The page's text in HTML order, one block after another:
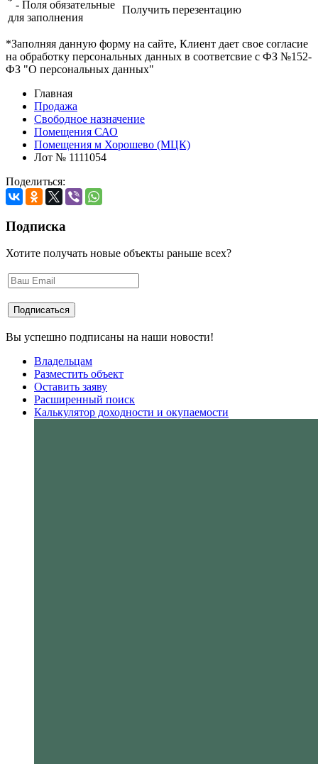
- Поля обязательные
для заполнения
Получить перезентацию
*Заполняя данную форму на сайте, Клиент дает свое согласие
на обработку персональных данных в соответсвие с ФЗ №152-
ФЗ "О персональных данных"
Главная
Продажа
Свободное назначение
Помещения САО
Помещения м Хорошево (МЦК)
Лот № 1111054
Поделиться:
Подписка
Хотите получать новые объекты раньше всех?
Вы успешно подписаны на наши новости!
Владельцам
Разместить объект
Оставить заяву
Расширенный поиск
Калькулятор доходности и окупаемости